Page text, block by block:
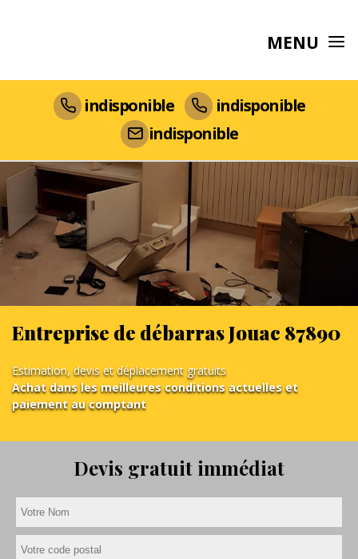
MENU
indisponible
indisponible
indisponible
Entreprise de débarras Jouac 87890
Estimation, devis et déplacement gratuits
Achat dans les meilleures conditions actuelles et
paiement au comptant
Devis gratuit immédiat